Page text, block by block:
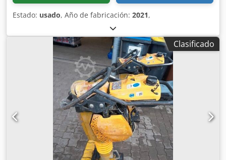
Estado: usado, Año de fabricación: 2021,
Clasificado